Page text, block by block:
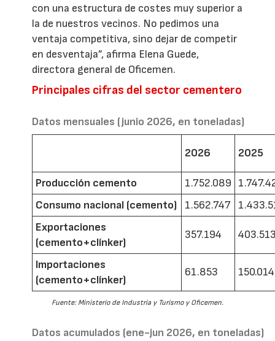
con una estructura de costes muy superior a
la de nuestros vecinos. No pedimos una
ventaja competitiva, sino dejar de competir
en desventaja”, afirma Elena Guede,
directora general de Oficemen.
Principales cifras del sector cementero
Datos mensuales (junio 2026, en toneladas)
2026 2025
Producción cemento 1.752.089
Consumo nacional (cemento)
1.562.747
Exportaciones
(cemento+clínker)
357.194
Importaciones
(cemento+clínker)
61.853 150.014
Fuente: Ministerio de Industria y Turismo y Oficemen.
Datos acumulados (ene-jun 2026, en toneladas)